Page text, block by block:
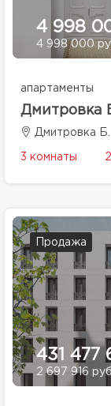
4 998
4 998 000
апартаменты
Дмитровка
Дмитровка Б.
3 комнаты
Продажа
431 477
2 697 916